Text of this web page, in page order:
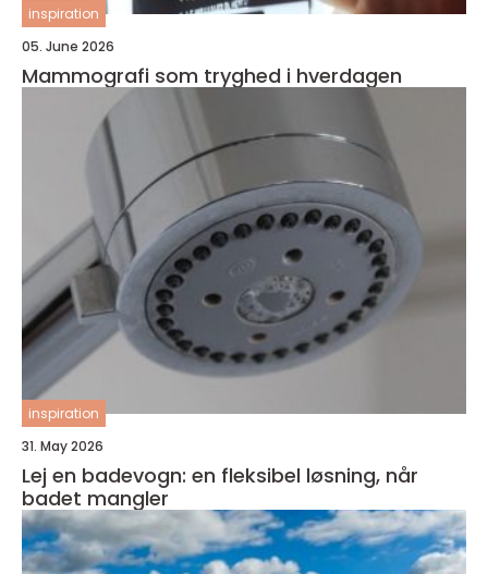
inspiration
05. June 2026
Mammografi som tryghed i hverdagen
inspiration
31. May 2026
Lej en badevogn: en fleksibel løsning, når
badet mangler